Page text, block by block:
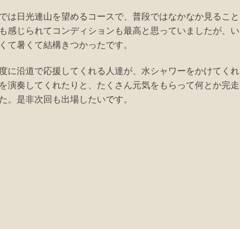
は日光連山を望めるコースで、普段ではなかなか見ること
感じられてコンディションも最高と思っていましたが、い
暑くて結構きつかったです。
に沿道で応援してくれる人達が、水シャワーをかけてくれ
演奏してくれたりと、たくさん元気をもらって何とか完走
是非次回も出場したいです。